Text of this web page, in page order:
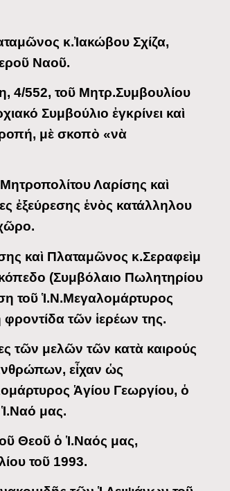
κ.Ἰακώβου Σχίζα,
Ναοῦ.
4/552, τοῦ Μητρ.Συμβουλίου
Συμβούλιο ἐγκρίνει καὶ
μὲ σκοπὸ «νὰ
Λαρίσης καὶ
ἐξεύρεσης ἑνὸς κατάλληλου
καὶ Πλαταμῶνος κ.Σεραφεὶμ
(Συμβόλαιο Πωλητηρίου
τοῦ Ἱ.Ν.Μεγαλομάρτυρος
τῶν ἱερέων της.
τῶν μελῶν τῶν κατὰ καιρούς
εἶχαν ὡς
Ἁγίου Γεωργίου, ὁ
Ἱ.Ναό μας.
Θεοῦ ὁ Ἱ.Ναός μας,
τοῦ 1993.